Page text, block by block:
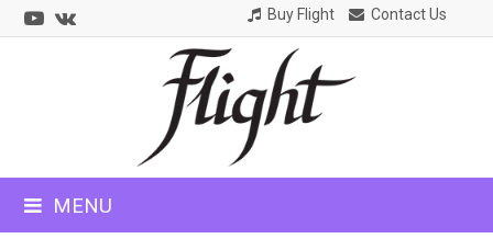
Youtube
VK Buy Flight Contact Us
MENU